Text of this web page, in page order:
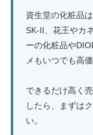
資生堂の化粧品
SK-II、花王やカ
ーの化粧品や
メもいつでも高
できるだけ高く
したら、まずは
い。